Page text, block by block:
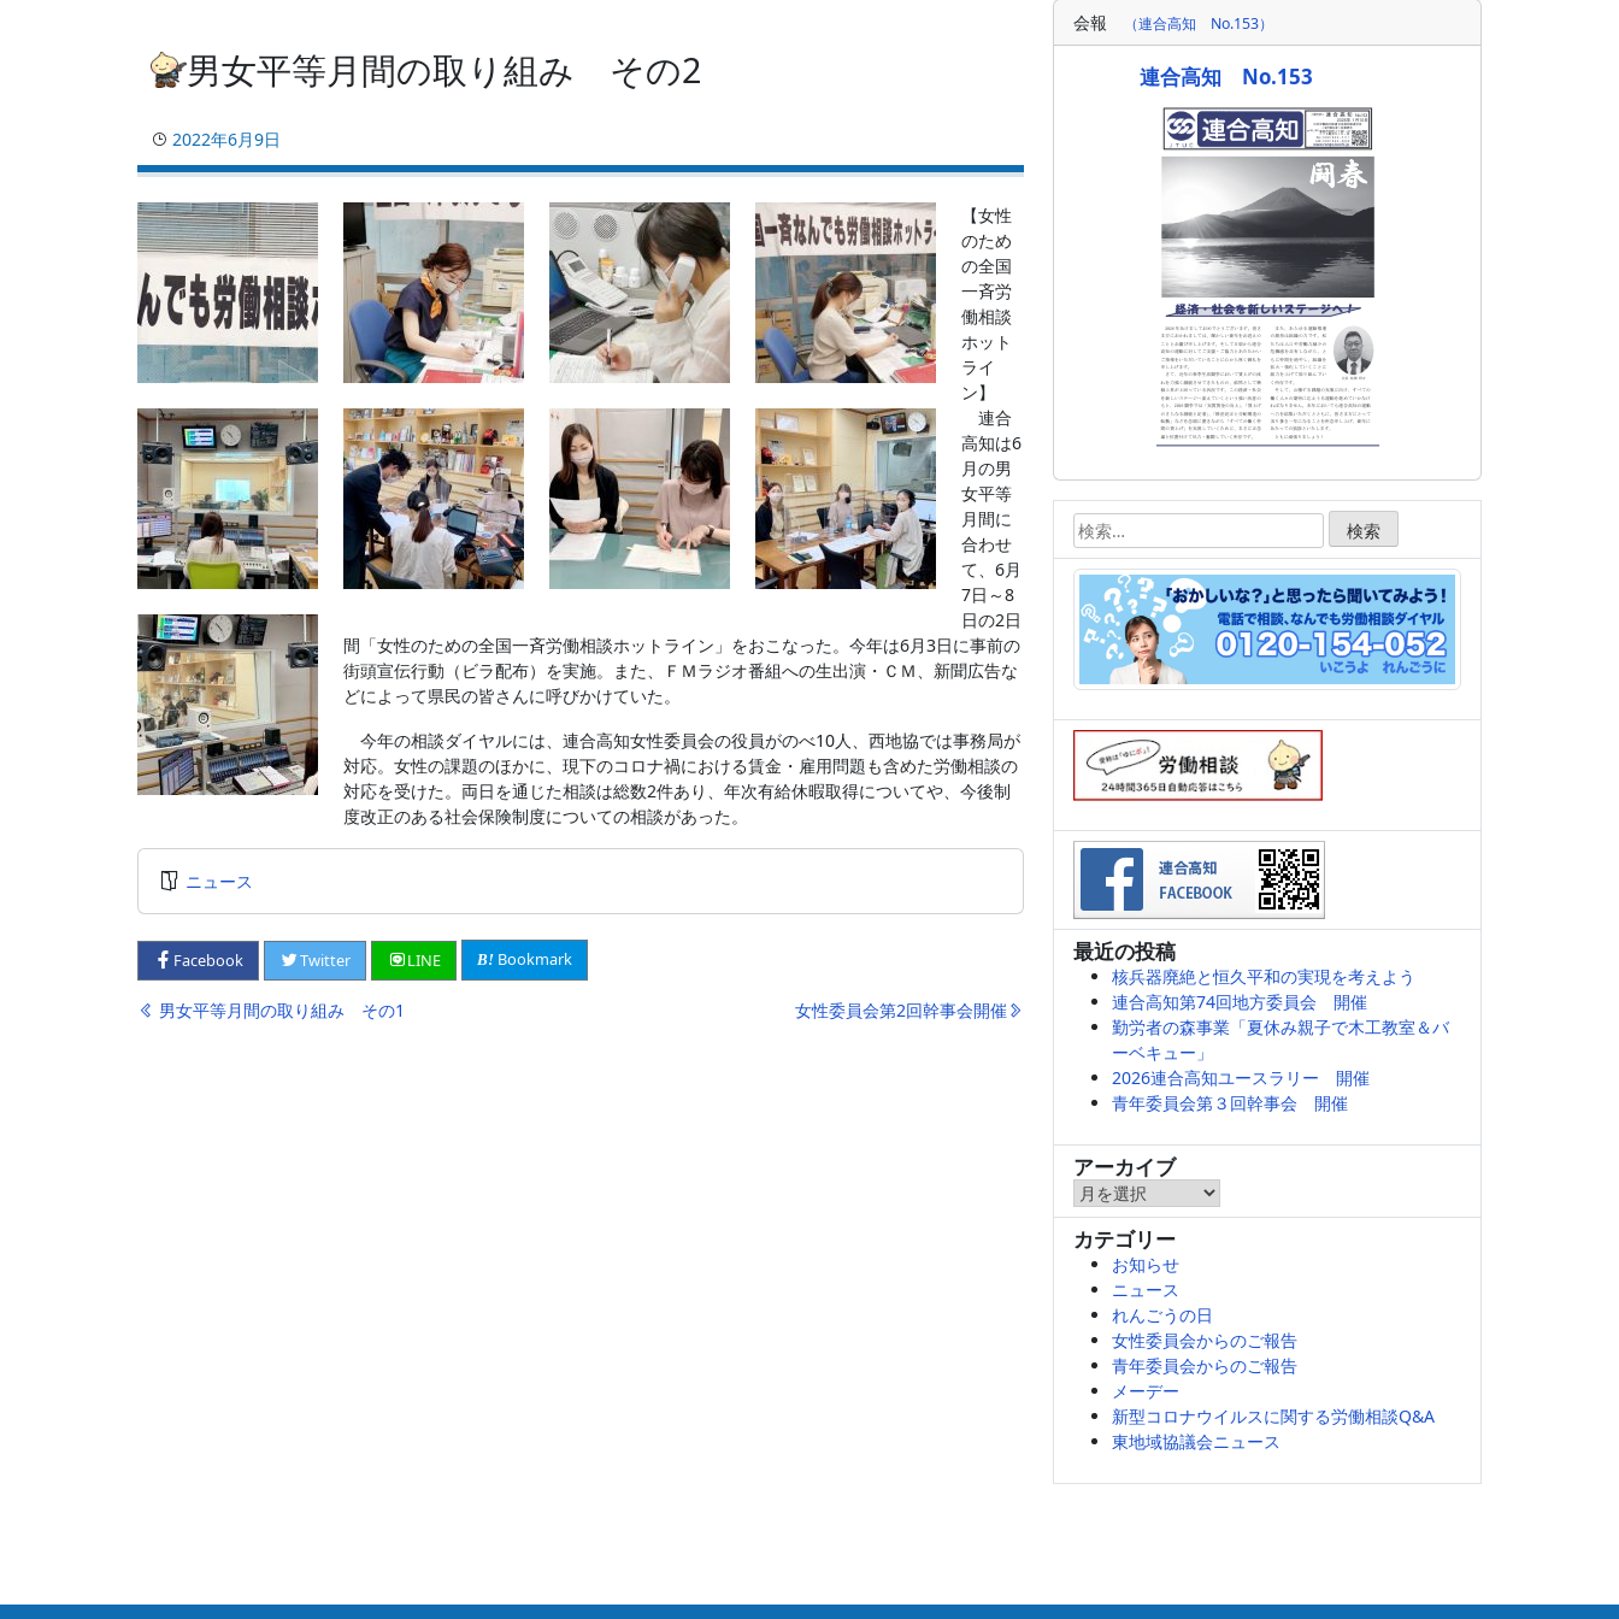
男女平等月間の取り組み その2
2022年6月9日
【女性
のため
の全国
一斉労
働相談
ホット
ライ
ン】
連合
高知は6
月の男
女平等
月間に
合わせ
て、6月
7日～8
日の2日
間「女性のための全国一斉労働相談ホットライン」をおこなった。今年は6月3日に事前の
街頭宣伝行動（ビラ配布）を実施。また、ＦＭラジオ番組への生出演・ＣＭ、新聞広告な
どによって県民の皆さんに呼びかけていた。
今年の相談ダイヤルには、連合高知女性委員会の役員がのべ10人、西地協では事務局が
対応。女性の課題のほかに、現下のコロナ禍における賃金・雇用問題も含めた労働相談の
対応を受けた。両日を通じた相談は総数2件あり、年次有給休暇取得についてや、今後制
度改正のある社会保険制度についての相談があった。
ニュース
Facebook Twitter LINE Bookmark
投男女平等月間の取り組み その1 女性委員会第2回幹事会開催
会報 （連合高知 No.153）
連合高知 No.153
検
索:
最近の投稿
核兵器廃絶と恒久平和の実現を考えよう
連合高知第74回地方委員会 開催
勤労者の森事業「夏休み親子で木工教室＆バ
ーベキュー」
2026連合高知ユースラリー 開催
青年委員会第３回幹事会 開催
アーカイブ
ア
ー
カ
カテゴリー
お知らせ
ニュース
れんごうの日
女性委員会からのご報告
青年委員会からのご報告
メーデー
新型コロナウイルスに関する労働相談Q&A
東地域協議会ニュース